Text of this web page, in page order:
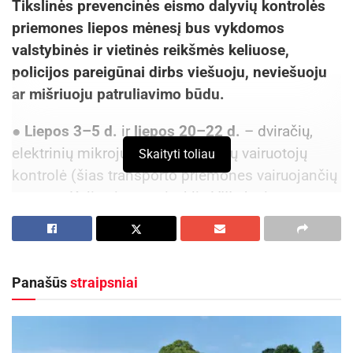
Tikslinės prevencinės eismo dalyvių kontrolės
priemones liepos mėnesį bus vykdomos
valstybinės ir vietinės reikšmės keliuose,
policijos pareigūnai dirbs viešuoju, neviešuoju
ar mišriuoju patruliavimo būdu.
● Liepos 3–5 d. ir liepos 20–22 d. – dviračių,
elektrinių mikrojudumo priemonių vairuotojų
kontrolė (šias transporto priemones vairuojančių
asmenų Kelių eismo taisyklių VIII skyriaus
„Reikalavimai dviračių vairuotojams“ ir VIII(1)
skyriaus „Elektrinių mikrojudumo priemonių
nuostatų laikymasis). Ypatingas dėmesys
Skaityti toliau
Panašūsstraipsniai